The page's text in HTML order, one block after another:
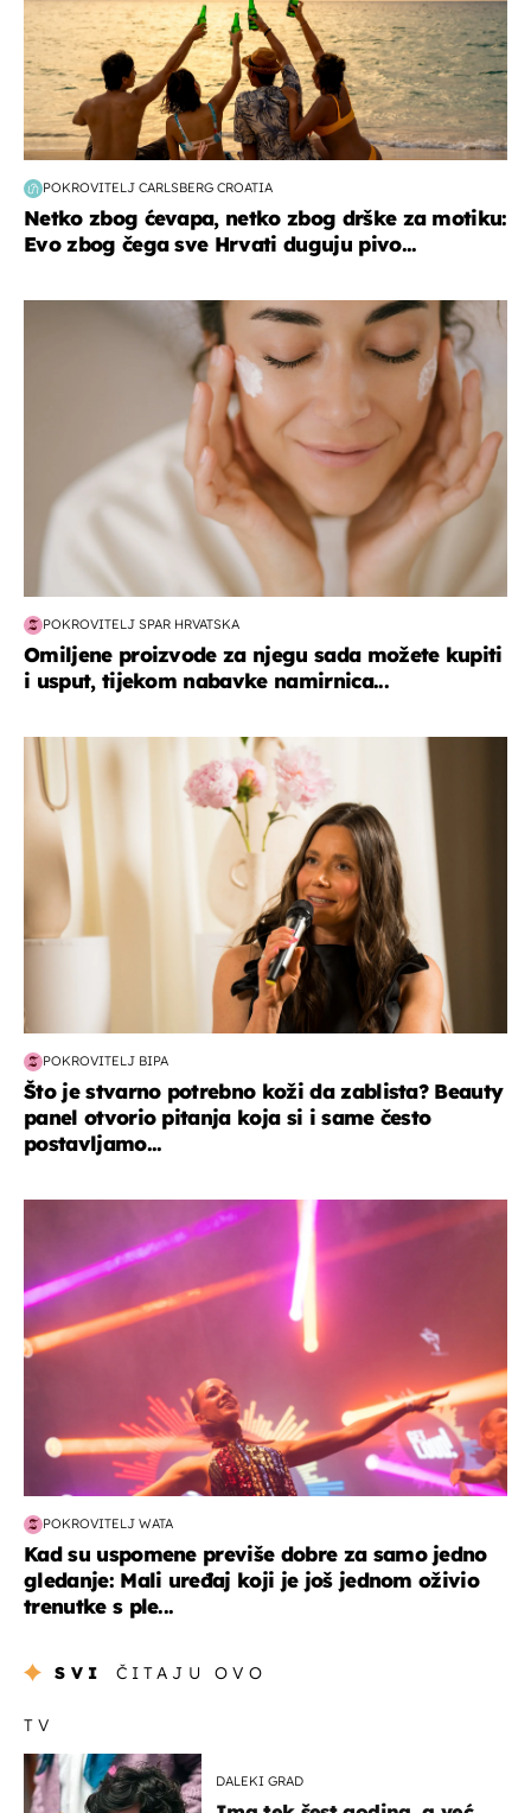
POKROVITELJ CARLSBERG CROATIA
Netko zbog ćevapa, netko zbog drške za motiku:
Evo zbog čega sve Hrvati duguju pivo...
moda & ljepota
POKROVITELJ SPAR HRVATSKA
Omiljene proizvode za njegu sada možete kupiti
i usput, tijekom nabavke namirnica...
moda & ljepota
POKROVITELJ BIPA
Što je stvarno potrebno koži da zablista? Beauty
panel otvorio pitanja koja si i same često
postavljamo...
POKROVITELJ WATA
Kad su uspomene previše dobre za samo jedno
gledanje: Mali uređaj koji je još jednom oživio
trenutke s ple...
SVI ČITAJU OVO
TV
DALEKI GRAD